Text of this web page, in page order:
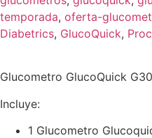
temporada, oferta-
Diabetrics, GlucoQuick,
Glucometro GlucoQuick
Incluye:
1 Glucometro